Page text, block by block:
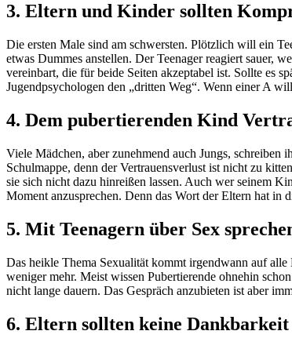
3. Eltern und Kinder sollten
Die ersten Male sind am schwersten. Plötzlich will ein
etwas Dummes anstellen. Der Teenager reagiert sauer,
vereinbart, die für beide Seiten akzeptabel ist. Sollte es
Jugendpsychologen den „dritten Weg“. Wenn einer A
4. Dem pubertierenden Kind
Viele Mädchen, aber zunehmend auch Jungs,
Schulmappe, denn der Vertrauensverlust ist nicht zu
sie sich nicht dazu hinreißen lassen. Auch wer seinem
Moment anzusprechen. Denn das Wort der Eltern hat in
5. Mit Teenagern über Sex
Das heikle Thema Sexualität kommt irgendwann auf
weniger mehr. Meist wissen Pubertierende ohnehin
nicht lange dauern. Das Gespräch anzubieten ist aber
6. Eltern sollten keine